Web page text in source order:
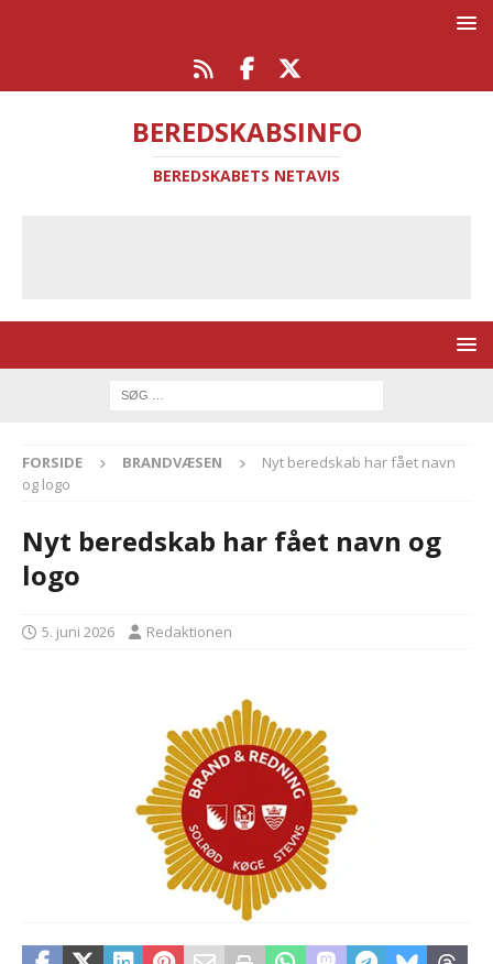
BEREDSKABSINFO
BEREDSKABETS NETAVIS
FORSIDE BRANDVÆSEN
Nyt beredskab har fået navn
og logo
Nyt beredskab har fået navn og
logo
5. juni 2026 Redaktionen